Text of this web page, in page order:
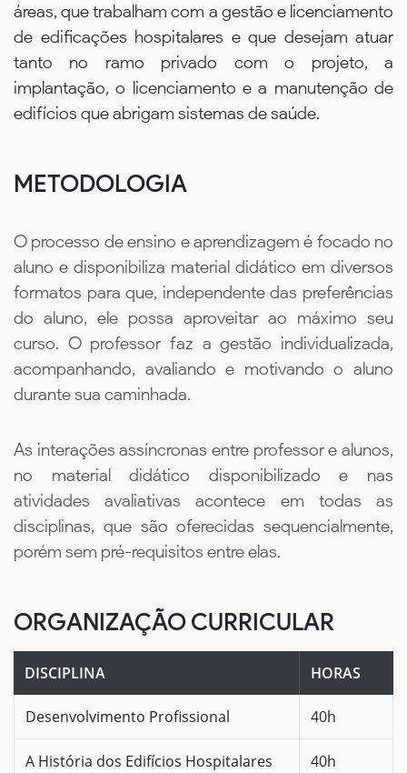
áreas, que trabalham com a gestão e licenciamento
de edificações hospitalares e que desejam atuar
tanto no ramo privado com o projeto, a
implantação, o licenciamento e a manutenção de
edifícios que abrigam sistemas de saúde.
METODOLOGIA
O processo de ensino e aprendizagem é focado no
aluno e disponibiliza material didático em diversos
formatos para que, independente das preferências
do aluno, ele possa aproveitar ao máximo seu
curso. O professor faz a gestão individualizada,
acompanhando, avaliando e motivando o aluno
durante sua caminhada.
As interações assíncronas entre professor e alunos,
no material didático disponibilizado e nas
atividades avaliativas acontece em todas as
disciplinas, que são oferecidas sequencialmente,
porém sem pré-requisitos entre elas.
ORGANIZAÇÃO CURRICULAR
DISCIPLINA HORAS
Desenvolvimento Profissional 40h
A História dos Edifícios Hospitalares 40h